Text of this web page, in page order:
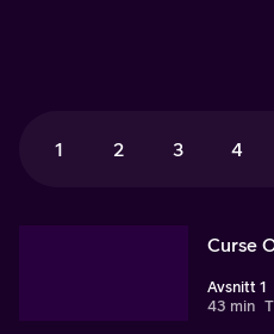
1 2 3 4
Curse
Avsnitt 1
43 min